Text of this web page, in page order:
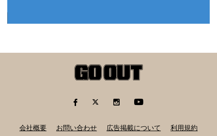
会社概要 お問い合わせ 広告掲載について
利用規約